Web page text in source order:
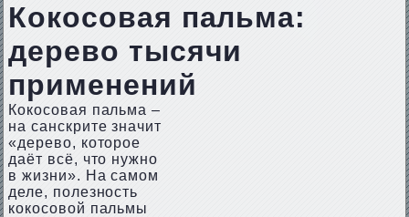
Кокосовая пальма:
дерево тысячи
применений
Кокосовая пальма –
на санскрите значит
«дерево, которое
даёт всё, что нужно
в жизни». На самом
деле, полезность
кокосовой пальмы